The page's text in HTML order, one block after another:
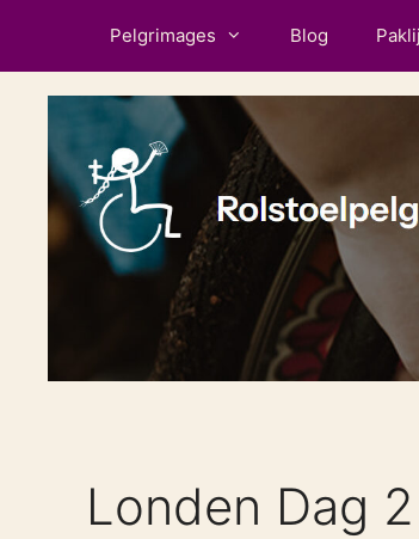
de
inhoud
Pelgrimages Blog
Londen Dag 2